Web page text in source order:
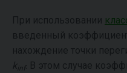
При использовании
введенный
нахождение точки
kinf . В этом случае